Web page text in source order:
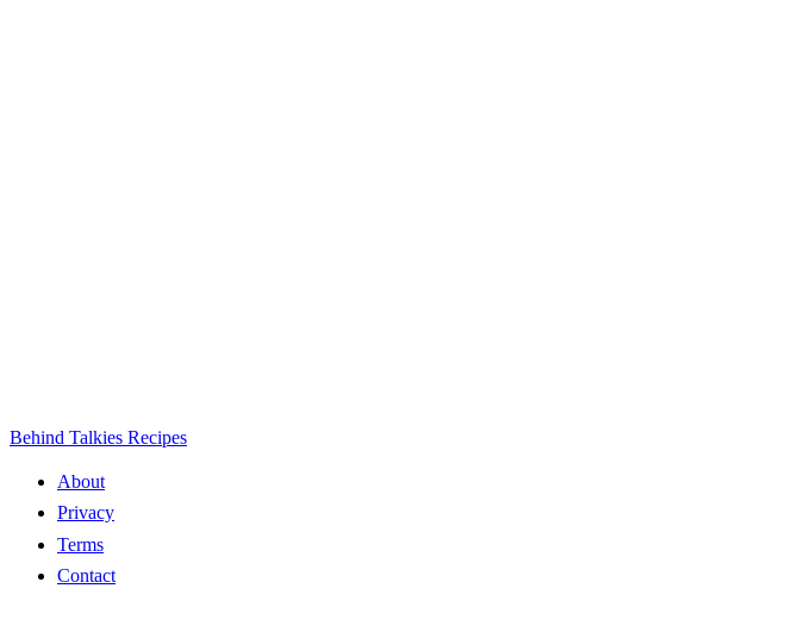
Behind Talkies Recipes
About
Privacy
Terms
Contact